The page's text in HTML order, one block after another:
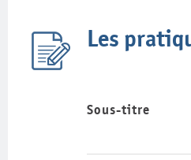
Les
Sous-titre